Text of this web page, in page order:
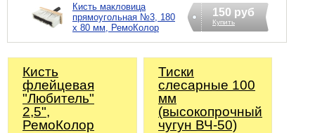
Кисть макловица
прямоугольная №3, 180
х 80 мм, РемоКолор
150 руб
Купить
Кисть
флейцевая
"Любитель"
2,5",
РемоКолор
Тиски
слесарные 100
мм
(высокопрочный
чугун ВЧ-50)